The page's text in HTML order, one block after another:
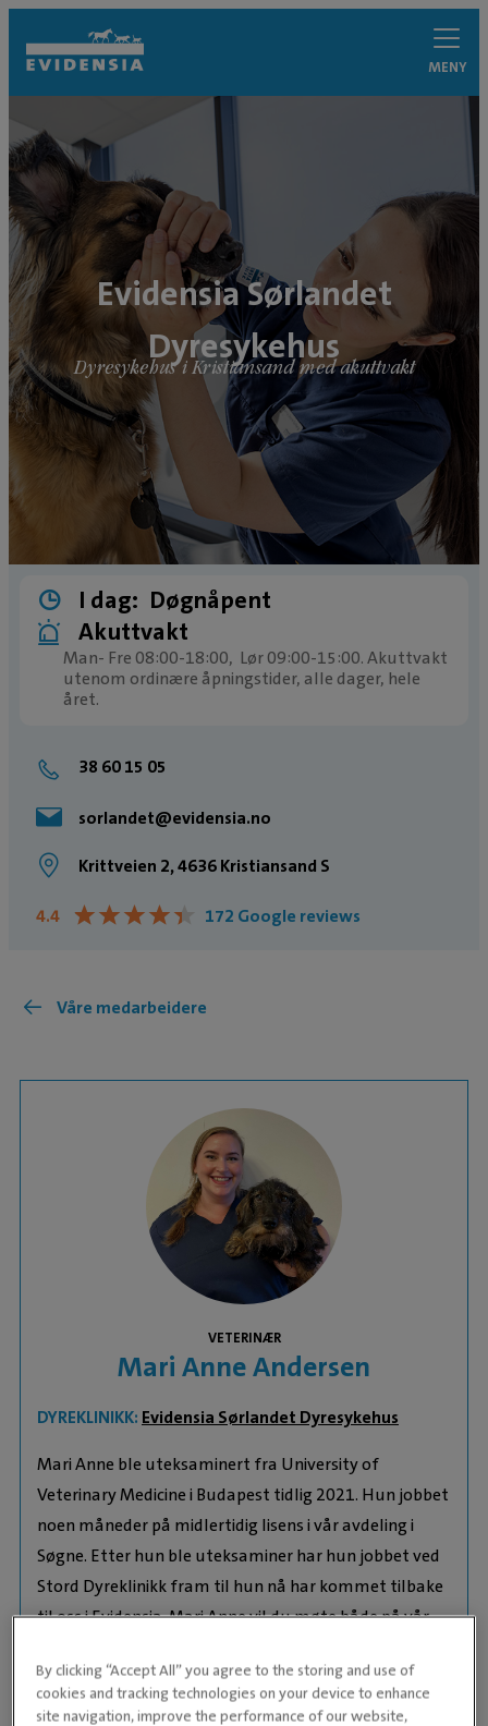
MENY
Evidensia Sørlandet
Dyresykehus
Dyresykehus i Kristiansand med akuttvakt
I dag: Døgnåpent
Akuttvakt
Man- Fre 08:00-18:00, Lør 09:00-15:00. Akuttvakt
utenom ordinære åpningstider, alle dager, hele
året.
38 60 15 05
sorlandet@evidensia.no
Krittveien 2, 4636 Kristiansand S
4.4 ★★★★★
★★★★★ 172 Google reviews
Våre medarbeidere
VETERINÆR
Mari Anne Andersen
DYREKLINIKK: Evidensia Sørlandet Dyresykehus
Mari Anne ble uteksaminert fra University of
Veterinary Medicine i Budapest tidlig 2021. Hun jobbet
noen måneder på midlertidig lisens i vår avdeling i
Søgne. Etter hun ble uteksaminer har hun jobbet ved
Stord Dyreklinikk fram til hun nå har kommet tilbake
til oss i Evidensia. Mari Anne vil du møte både på vår
Interessefeltene hennes er indremedisin og adferd.
By clicking “Accept All” you agree to the storing and use of
cookies and tracking technologies on your device to enhance
site navigation, improve the performance of our website,